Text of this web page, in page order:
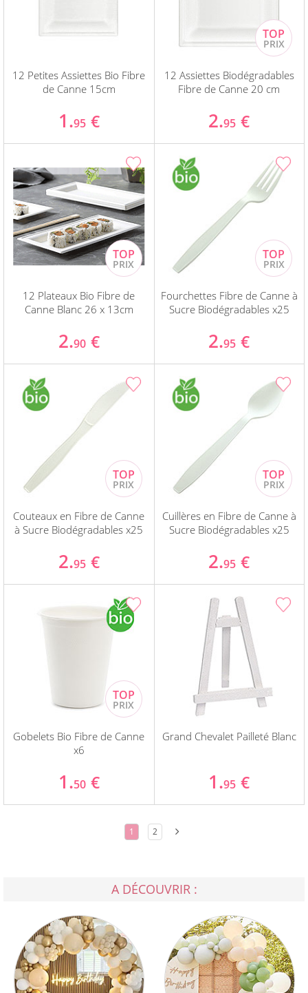
12 Petites Assiettes Bio Fibre
de Canne 15cm
1.95 €
12 Assiettes Biodégradables
Fibre de Canne 20 cm
2.95 €
12 Plateaux Bio Fibre de
Canne Blanc 26 x 13cm
2.90 €
Fourchettes Fibre de Canne à
Sucre Biodégradables x25
2.95 €
Couteaux en Fibre de Canne
à Sucre Biodégradables x25
2.95 €
Cuillères en Fibre de Canne à
Sucre Biodégradables x25
2.95 €
Gobelets Bio Fibre de Canne
x6
1.50 €
Grand Chevalet Pailleté Blanc
1.95 €
1 2
A DÉCOUVRIR :